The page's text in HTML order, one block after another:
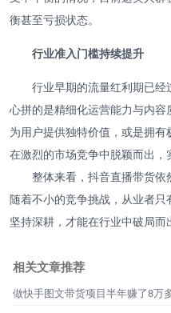
衡甚至亏损状态。
行业准入门槛持续提升
行业早期的流量红利期已
心拼的是精细化运营能力与内
为用户提供独特价值，或是拥
在激烈的市场竞争中脱颖而出，
整体来看，抖音直播带货
随着不小的竞争挑战，从业者
坚持深耕，才能在行业中破局而
相关文章推荐
做快手图文带货项目半年赚了8万